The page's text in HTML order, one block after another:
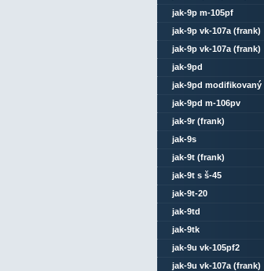
jak-9p m-105pf
jak-9p vk-107a (frank)
jak-9p vk-107a (frank)
celokovový
jak-9pd
jak-9pd modifikovaný
jak-9pd m-106pv
jak-9r (frank)
jak-9s
jak-9t (frank)
jak-9t s š-45
jak-9t-20
jak-9td
jak-9tk
jak-9u vk-105pf2
jak-9u vk-107a (frank)